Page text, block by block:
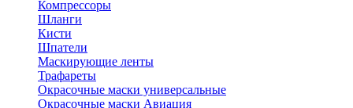
Компрессоры
Шланги
Кисти
Шпатели
Маскирующие ленты
Трафареты
Окрасочные маски универсальные
Окрасочные маски Авиация